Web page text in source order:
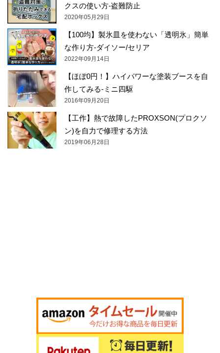
クスの使い方-盗難防止
2020年05月29日
【100均】製氷皿を使わない「透明氷」簡単
な作り方-ダイソー/セリア
2022年09月14日
【ほぼ0円！】ハイパワーな塗装ブースを自
作してみる-ミニ四駆
2016年09月20日
【工作】熱で故障したPROXSON(プロクソ
ン)を自力で修理する方法
2019年06月28日